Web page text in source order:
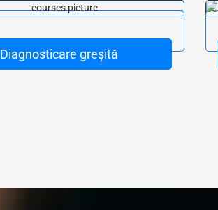
Diagnosticare greșită